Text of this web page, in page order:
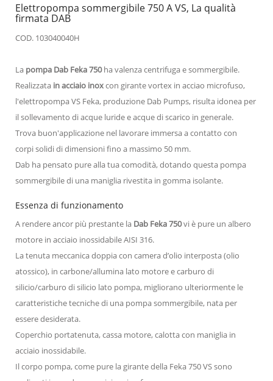
Elettropompa sommergibile 750 A VS, La qualità
firmata DAB
COD. 103040040H
La pompa Dab Feka 750ha valenza centrifuga e sommergibile.
Realizzata in acciaio inoxcon girante vortex in acciao microfuso,
l'elettropompa VS Feka, produzione Dab Pumps, risulta idonea per
il sollevamento di acque luride e acque di scarico in generale.
Trova buon'applicazione nel lavorare immersa a contatto con
corpi solidi di dimensioni fino a massimo 50 mm.
Dab ha pensato pure alla tua comodità, dotando questa pompa
sommergibile di una maniglia rivestita in gomma isolante.
Essenza di funzionamento
A rendere ancor più prestante la Dab Feka 750vi è pure un albero
motore in acciaio inossidabile AISI 316.
La tenuta meccanica doppia con camera d’olio interposta (olio
atossico), in carbone/allumina lato motore e carburo di
silicio/carburo di silicio lato pompa, migliorano ulteriormente le
caratteristiche tecniche di una pompa sommergibile, nata per
essere desiderata.
Coperchio portatenuta, cassa motore, calotta con maniglia in
acciaio inossidabile.
Il corpo pompa, come pure la girante della Feka 750 VS sono